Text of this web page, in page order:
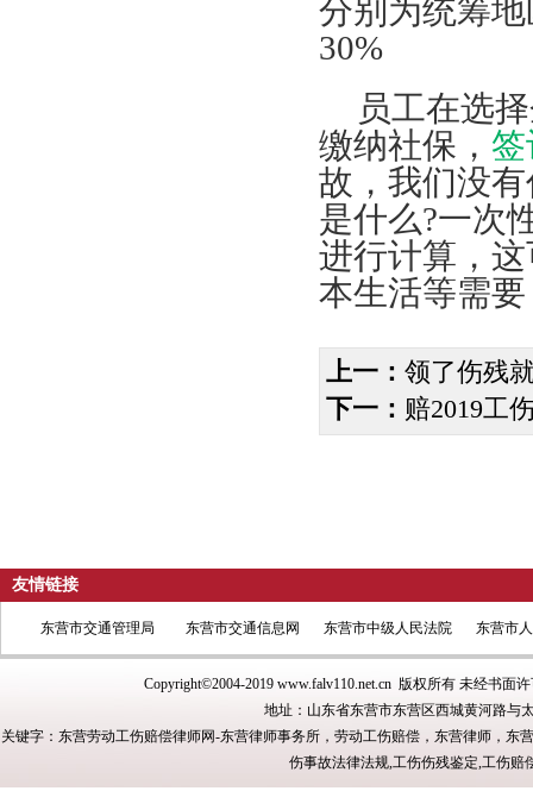
分别为统筹
30%
员工在选
缴纳社保，
故，我们没
是什么?一次
进行计算，
本生活等需
上一： 领了伤残
下一： 赔2019工
友情链接
东营市交通管理局 东营市交通信息网 东营市中级人民法院 东营市
Copyright©2004-2019 www.falv110.net.cn版权所有 未经书面许
地址：山东省东营市东营区西城黄河路与
关键字：东营劳动工伤赔偿律师网-东营律师事务所，劳动工伤赔偿，东营律师，
伤事故法律法规,工伤伤残鉴定,工伤赔